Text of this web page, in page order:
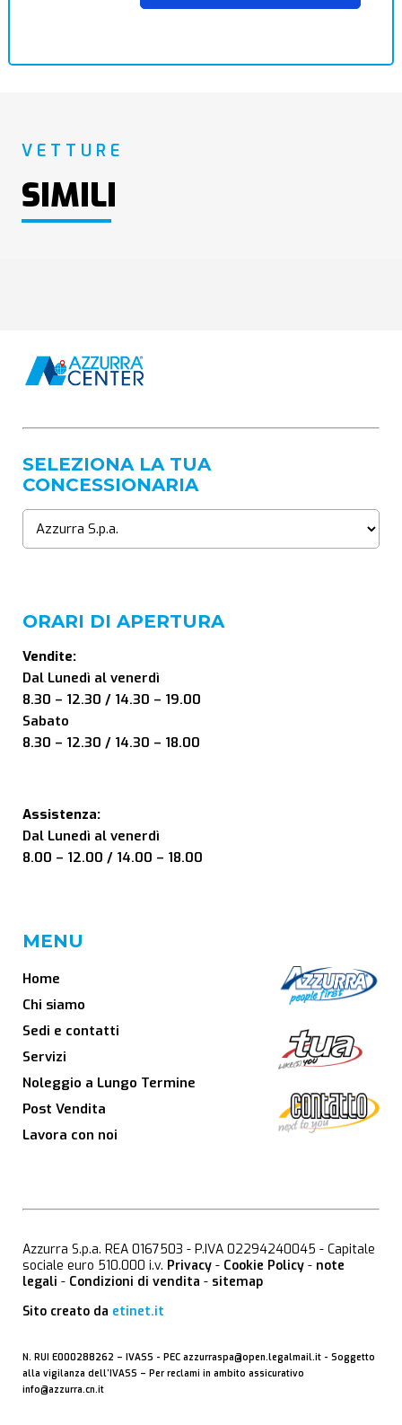
VETTURE
SIMILI
SELEZIONA LA TUA
CONCESSIONARIA
ORARI DI APERTURA
Vendite:
Dal Lunedì al venerdì
8.30 – 12.30 / 14.30 – 19.00
Sabato
8.30 – 12.30 / 14.30 – 18.00
Assistenza:
Dal Lunedì al venerdì
8.00 – 12.00 / 14.00 – 18.00
MENU
Home
Chi siamo
Sedi e contatti
Servizi
Noleggio a Lungo Termine
Post Vendita
Lavora con noi
Azzurra S.p.a. REA 0167503 - P.IVA 02294240045 - Capitale
sociale euro 510.000 i.v. Privacy - Cookie Policy - note
legali - Condizioni di vendita - sitemap
Sito creato da etinet.it
N. RUI E000288262 – IVASS - PEC azzurraspa@open.legalmail.it - Soggetto
alla vigilanza dell’IVASS – Per reclami in ambito assicurativo
info@azzurra.cn.it